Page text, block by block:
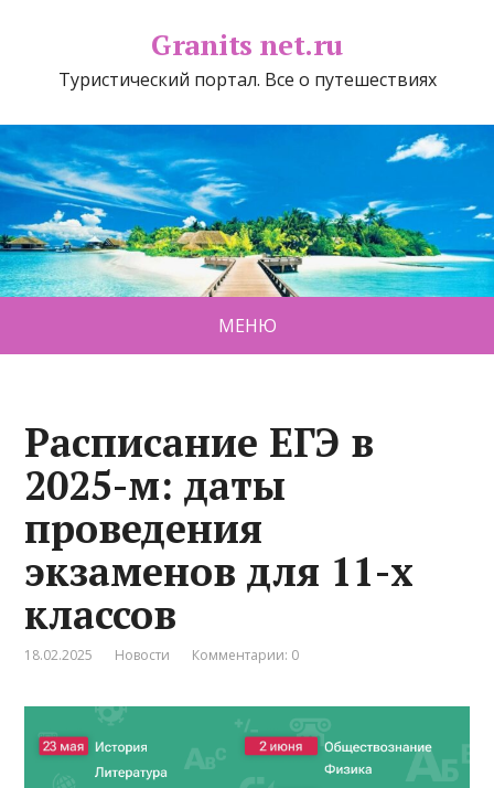
Granits net.ru
Туристический портал. Все о путешествиях
МЕНЮ
Расписание ЕГЭ в
2025-м: даты
проведения
экзаменов для 11-х
классов
18.02.2025 Новости Комментарии: 0